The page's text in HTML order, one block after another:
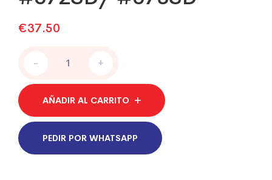
€37.50
CRITICARE
6P
CABLE
CORTO
DESCARTABLE
REF
#570SD/
- +
AÑADIR AL CARRITO
PEDIR POR WHATSAPP